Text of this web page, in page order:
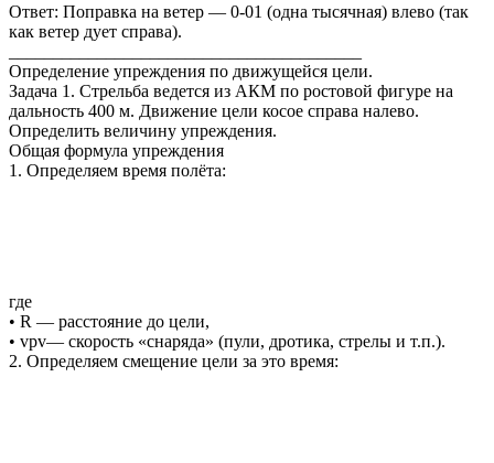
Ответ: Поправка на ветер — 0-01 (одна тысячная) влево (так
как ветер дует справа).
Определение упреждения по движущейся цели.
Задача 1. Стрельба ведется из АКМ по ростовой фигуре на
дальность 400 м. Движение цели косое справа налево.
Определить величину упреждения.
Общая формула упреждения
1. Определяем время полёта:
где
• R — расстояние до цели,
• vpv— скорость «снаряда» (пули, дротика, стрелы и т.п.).
2. Определяем смещение цели за это время: